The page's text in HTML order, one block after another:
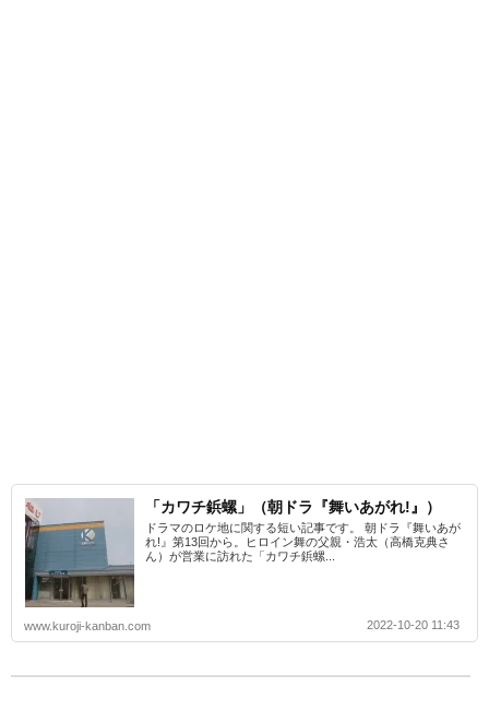
「カワチ鋲螺」（朝ドラ『舞いあがれ!』）
ドラマのロケ地に関する短い記事です。 朝ドラ『舞いあが
れ!』第13回から。ヒロイン舞の父親・浩太（高橋克典さ
ん）が営業に訪れた「カワチ鋲螺...
www.kuroji-kanban.com 2022-10-20 11:43